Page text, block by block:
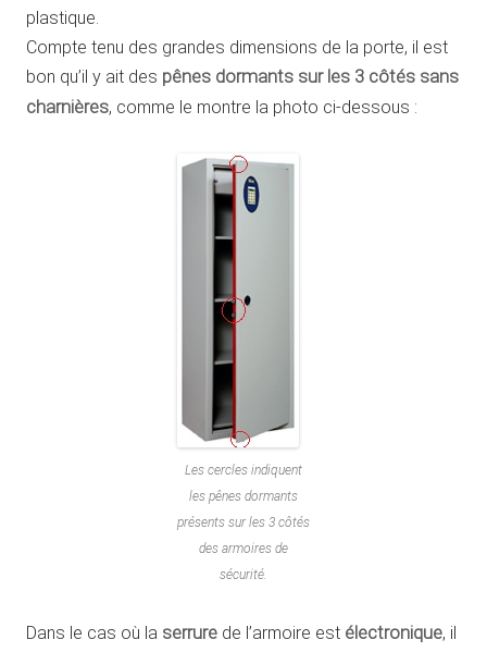
plastique.
Compte tenu des grandes dimensions de la porte, il est
bon qu’il y ait des pênes dormants sur les 3 côtés sans
charnières, comme le montre la photo ci-dessous :
Les cercles indiquent
les pênes dormants
présents sur les 3 côtés
des armoires de
sécurité.
Dans le cas où la serrure de l’armoire est électronique, il